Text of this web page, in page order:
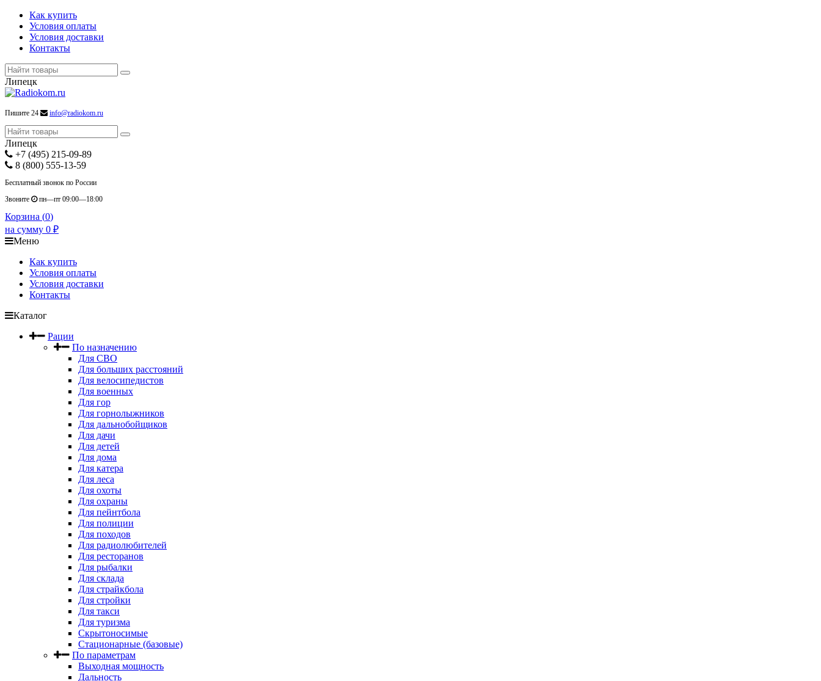
Как купить
Условия оплаты
Условия доставки
Контакты
Липецк
Пишите 24 info@radiokom.ru
Липецк
+7 (495) 215-09-89
8 (800) 555-13-59
Бесплатный звонок по России
Звоните
пн—пт 09:00—18:00
Корзина (0)
на сумму 0 ₽
Меню
Как купить
Условия оплаты
Условия доставки
Контакты
Каталог
Рации
По назначению
Для СВО
Для больших расстояний
Для велосипедистов
Для военных
Для гор
Для горнолыжников
Для дальнобойщиков
Для дачи
Для детей
Для дома
Для катера
Для леса
Для охоты
Для охраны
Для пейнтбола
Для полиции
Для походов
Для радиолюбителей
Для ресторанов
Для рыбалки
Для склада
Для страйкбола
Для стройки
Для такси
Для туризма
Скрытоносимые
Стационарные (базовые)
По параметрам
Выходная мощность
Дальность